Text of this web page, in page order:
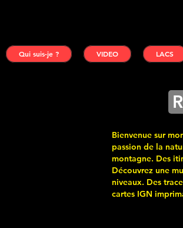
Qui suis-je ? VIDEO LACS
Bienvenue sur
passion de la
montagne. Des
Découvrez une
niveaux. Des
cartes IGN